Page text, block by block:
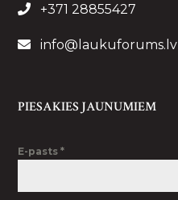
+371 28855427
info@laukuforums.lv
PIESAKIES JAUNUMIEM
E-pasts*